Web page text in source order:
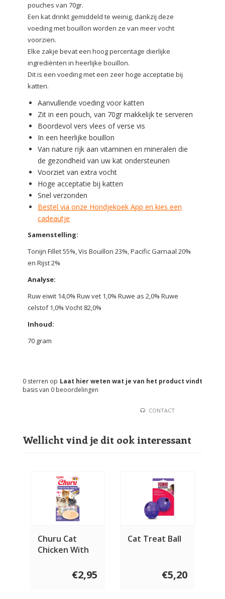
pouches van 70gr.
Een kat drinkt gemiddeld te weinig, dankzij deze
voeding met bouillon worden ze van meer vocht
voorzien.
Elke zakje bevat een hoog percentage dierlijke
ingrediënten in heerlijke bouillon.
Dit is een voeding met een zeer hoge acceptatie bij
katten.
Aanvullende voeding voor katten
Zit in een pouch, van 70gr makkelijk te serveren
Boordevol vers vlees of verse vis
In een heerlijke bouillon
Van nature rijk aan vitaminen en mineralen die
de gezondheid van uw kat ondersteunen
Voorziet van extra vocht
Hoge acceptatie bij katten
Snel verzonden
Bestel via onze Hondjekoek App en kies een
cadeautje
Samenstelling:
Tonijn Fillet 55%, Vis Bouillon 23%, Pacific Garnaal 20%
en Rijst 2%
Analyse:
Ruw eiwit 14,0% Ruw vet 1,0% Ruwe as 2,0% Ruwe
celstof 1,0% Vocht 82,0%
Inhoud:
70 gram
Laat hier weten wat je van het product vindt
0 sterren op
basis van 0 beoordelingen
CONTACT
Wellicht vind je dit ook interessant
Churu Cat
Chicken With
€2,95
Cat Treat Ball
€5,20